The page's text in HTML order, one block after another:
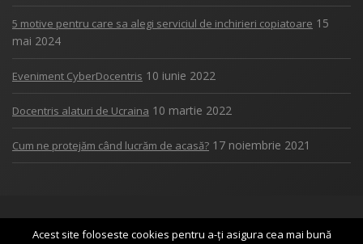
5 motive pentru care sa alegi serviciul de inchirieri copiatoare 15
mai 2024
Eveniment CyberDocentris 10 iunie 2022
Docentris alaturi de Ucraina 10 martie 2022
Cum ne protejăm când lucrăm de acasă? 17 noiembrie 2021
Copyright 2017 DOCENTRIS
Acest site foloseste cookies pentru a-ți asigura cea mai bună